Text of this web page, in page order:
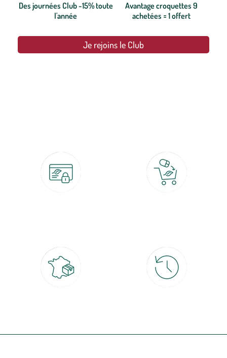
Des journées Club -15% toute
l'année
Avantage croquettes 9
achetées = 1 offert
Je rejoins le Club